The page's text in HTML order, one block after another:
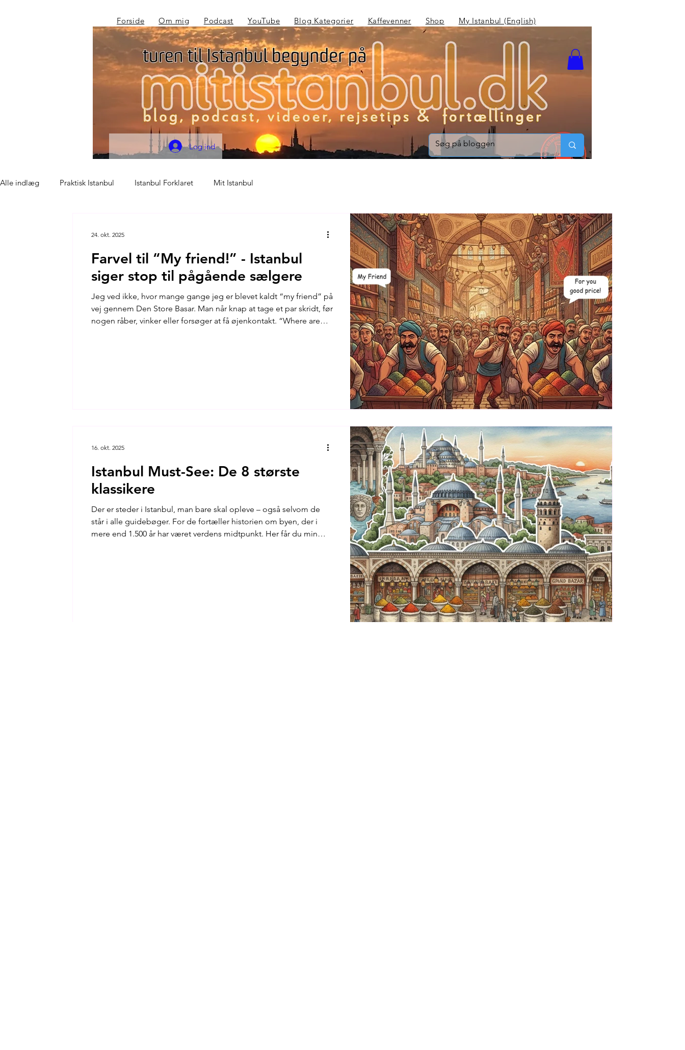
Forside Om mig Podcast YouTube Blog Kategorier Kaffevenner Shop My Istanbul (English)
Log ind
Alle indlæg Praktisk Istanbul Istanbul Forklaret Mit Istanbul
Farvel til “My friend!” - Istanbul
siger stop til pågående sælgere
Jeg ved ikke, hvor mange gange jeg er blevet kaldt “my friend” på
vej gennem Den Store Basar. Man når knap at tage et par skridt, før
nogen råber, vinker eller forsøger at få øjenkontakt. “Where are
24. okt. 2025
Istanbul Must-See: De 8 største
klassikere
Der er steder i Istanbul, man bare skal opleve – også selvom de
står i alle guidebøger. For de fortæller historien om byen, der i
mere end 1.500 år har været verdens midtpunkt. Her får du min
16. okt. 2025